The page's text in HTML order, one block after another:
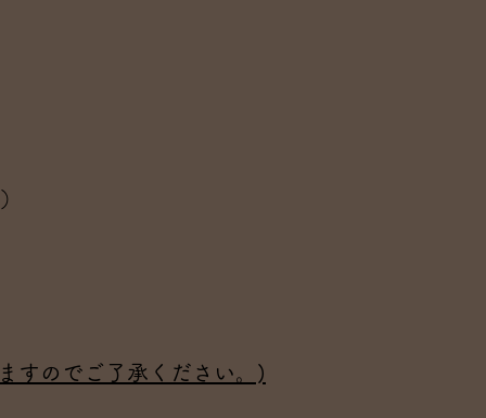
すのでご了承ください。)